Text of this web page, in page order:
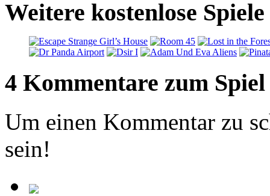
Weitere kostenlose
4 Kommentare zum Spiel
Um einen Kommentar zu
sein!